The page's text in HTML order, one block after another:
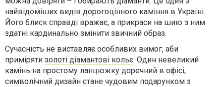
найвідоміших видів дорогоцінного каміння в Україні.
Його блиск справді вражає, а прикраси на шию з ним
здатні кардинально змінити звичний образ.
Сучасність не виставляє особливих вимог, аби
приміряти золоті діамантові кольє. Один невеликий
камінь на простому ланцюжку доречний в офісі,
символічний дизайн стане чудовим подарунком з